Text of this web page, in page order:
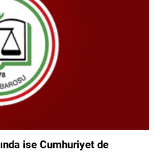
ise Cumhuriyet de